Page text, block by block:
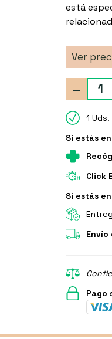
está
Ver
-
1 Uds.
Si estás
Click
Si estás
Envío
Pago